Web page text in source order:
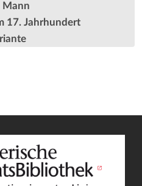
Mann
17. Jahrhundert